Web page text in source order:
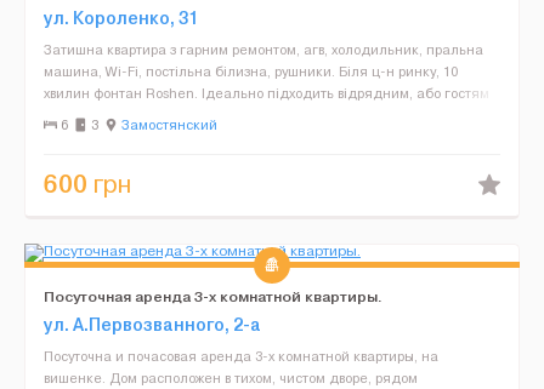
ул. Короленко, 31
Затишна квартира з гарним ремонтом, агв, холодильник, пральна
машина, Wi-Fi, постільна білизна, рушники. Біля ц-н ринку, 10
хвилин фонтан Roshen. Ідеально підходить відрядним, або гостям
нашого міста. Максимальне розміщення - 6 ос...
6 3 Замостянский
600 грн
Посуточная аренда 3-х комнатной квартиры.
ул. А.Первозванного, 2-а
Посуточна и почасовая аренда 3-х комнатной квартиры, на
вишенке. Дом расположен в тихом, чистом дворе, рядом